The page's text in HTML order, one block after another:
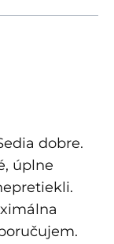
dobre.
úplne